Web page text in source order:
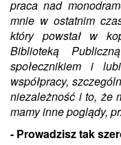
praca nad
mnie w ostatnim
który powstał w
Biblioteką
społecznikiem i
współpracy,
niezależność i to, że
mamy inne poglądy,
- Prowadzisz tak